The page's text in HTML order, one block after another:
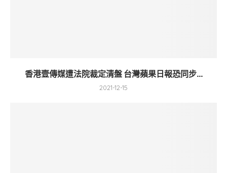
香港壹傳媒遭法院裁定清盤 台灣蘋果日報恐同步...
2021-12-15